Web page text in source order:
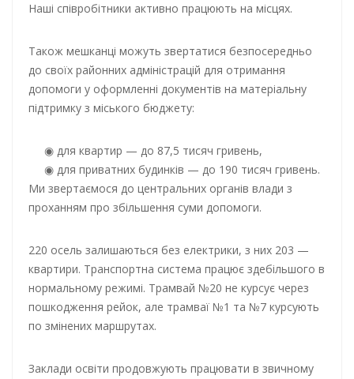
Наші співробітники активно працюють на місцях.
Також мешканці можуть звертатися безпосередньо
до своїх районних адміністрацій для отримання
допомоги у оформленні документів на матеріальну
підтримку з міського бюджету:
для квартир — до 87,5 тисяч гривень,
для приватних будинків — до 190 тисяч гривень.
Ми звертаємося до центральних органів влади з
проханням про збільшення суми допомоги.
220 осель залишаються без електрики, з них 203 —
квартири. Транспортна система працює здебільшого в
нормальному режимі. Трамвай №20 не курсує через
пошкодження рейок, але трамваї №1 та №7 курсують
по змінених маршрутах.
Заклади освіти продовжують працювати в звичному